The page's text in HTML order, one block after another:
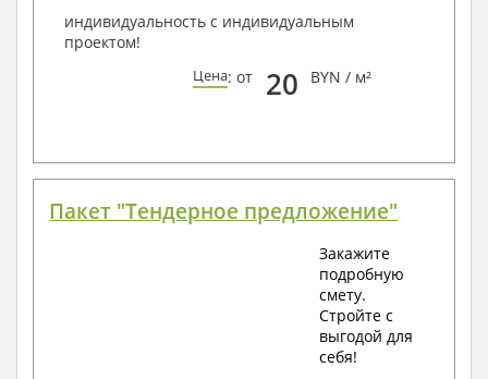
индивидуальность с индивидуальным
проектом!
Цена: от 20 BYN / м²
Пакет "Тендерное предложение"
Закажите
подробную
смету.
Стройте с
выгодой для
себя!